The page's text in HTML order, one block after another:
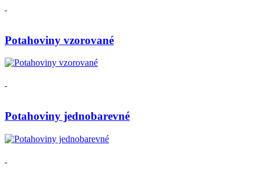
Potahoviny vzorované
Potahoviny jednobarevné